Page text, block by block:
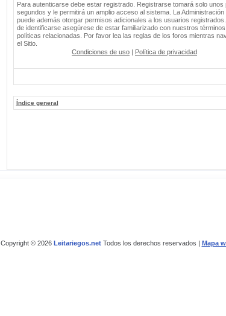
Para autenticarse debe estar registrado. Registrarse tomará solo unos
segundos y le permitirá un amplio acceso al sistema. La Administración
puede además otorgar permisos adicionales a los usuarios
de identificarse asegúrese de estar familiarizado con nuestros
políticas relacionadas. Por favor lea las reglas de los foros mientras
el Sitio.
Condiciones de uso | Política de privacidad
Índice general
Copyright © 2026 Leitariegos.netTodos los derechos reservados | Mapa